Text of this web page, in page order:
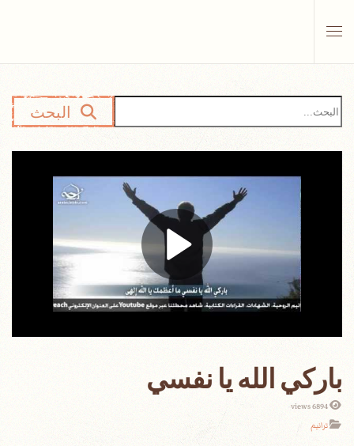
البحث
باركي الله يا نفسي
6894 views
ترانيم